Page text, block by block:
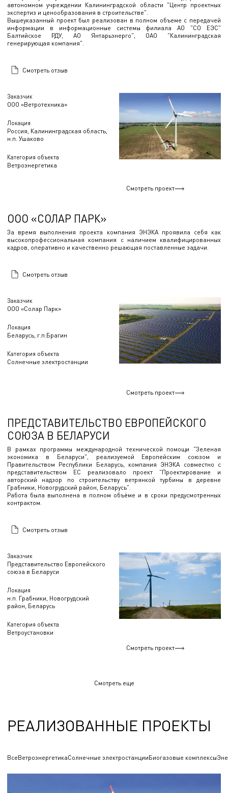
Заказчик
ООО «Ветротехника»
Локация
Россия, Калининградская область,
н.п. Ушаково
Категория объекта
Ветроэнергетика
автономном учреждении Калининградской области "Центр проектных
экспертиз и ценообразования в строительстве".
Вышеуказанный проект был реализован в полном объеме с передачей
информации в информационные системы филиала АО "СО ЕЭС"
Балтийское РДУ, АО Янтарьэнерго", ОАО "Калининградская
генерирующая компания".
Смотреть отзыв
Смотреть проект
Заказчик
ООО «Солар Парк»
Локация
Беларусь, г.п.Брагин
Категория объекта
Солнечные электростанции
ООО «СОЛАР ПАРК»
За время выполнения проекта компания ЭНЭКА проявила себя как
высокопрофессиональная компания с наличием квалифицированных
кадров, оперативно и качественно решающая поставленные задачи.
Смотреть отзыв
Смотреть проект
Заказчик
Представительство Европейского
союза в Беларуси
Локация
н.п. Грабники, Новогрудский
район, Беларусь
Категория объекта
Ветроустановки
ПРЕДСТАВИТЕЛЬСТВО ЕВРОПЕЙСКОГО
СОЮЗА В БЕЛАРУСИ
В рамках программы международной технической помощи "Зеленая
экономика в Беларуси", реализуемой Европейским союзом и
Правительством Республики Беларусь, компания ЭНЭКА совместно с
представительством ЕС реализовало проект "Проектирование и
авторский надзор по строительству ветрянкой турбины в деревне
Грабники, Новогрудский район, Беларусь".
Работа была выполнена в полном объёме и в сроки предусмотренных
контрактом.
Смотреть отзыв
Смотреть проект
Смотреть еще
РЕАЛИЗОВАННЫЕ ПРОЕКТЫ
ВсеВетроэнергетикаСолнечные электростанцииБиогазовые комплексы